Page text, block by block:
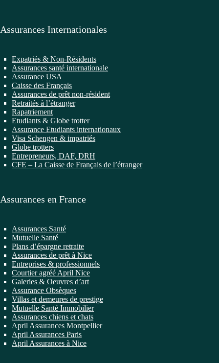
Assurances Internationales
Expatriés & Non-Résidents
Assurances santé internationale
Assurance USA
Caisse des Français
Assurances de prêt non-résident
Retraités à l’étranger
Rapatriement
Etudiants & Globe trotter
Assurance Etudiants internationaux
Visa Schengen & impatriés
Globe trotters
Entrepreneurs, DAF, DRH
CFE – La Caisse de Français de l’étranger
Assurances en France
Assurances Santé
Mutuelle Santé
Plans d’épargne retraite
Assurances de prêt à Nice
Entreprises & professionnels
Courtier agréé April Nice
Galeries & Oeuvres d’art
Assurance Obsèques
Villas et demeures de prestige
Mutuelle Santé Immobilier
Assurances chiens et chats
April Assurances Montpellier
April Assurances Paris
April Assurances à Nice